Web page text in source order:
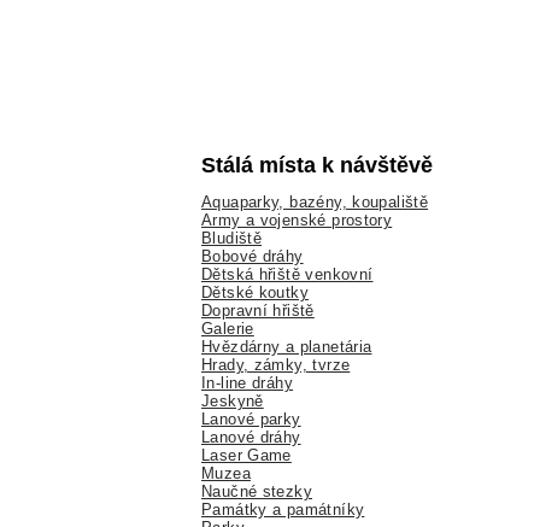
Stálá místa k návštěvě
Aquaparky, bazény, koupaliště
Army a vojenské prostory
Bludiště
Bobové dráhy
Dětská hřiště venkovní
Dětské koutky
Dopravní hřiště
Galerie
Hvězdárny a planetária
Hrady, zámky, tvrze
In-line dráhy
Jeskyně
Lanové parky
Lanové dráhy
Laser Game
Muzea
Naučné stezky
Památky a památníky